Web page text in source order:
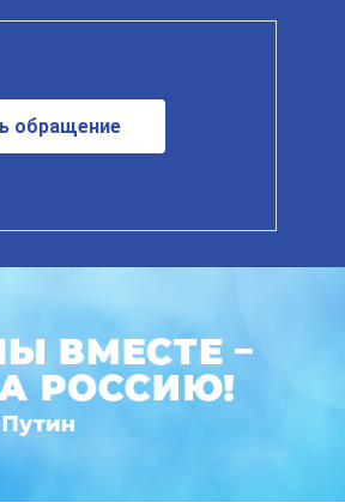
обращение